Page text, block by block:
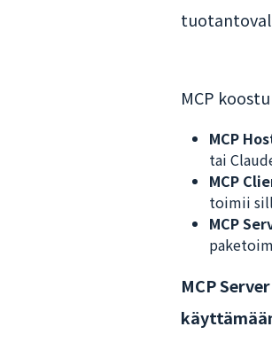
MCP
MCP
tai
MCP
toimii
MCP
MCP